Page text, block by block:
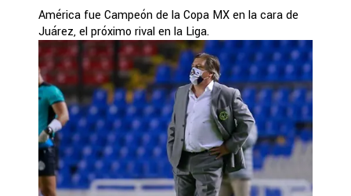
América fue Campeón de la Copa MX en la cara de
Juárez, el próximo rival en la Liga.